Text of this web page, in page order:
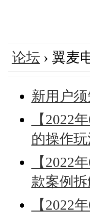
论坛 › 翼麦
新用户须
【2022
的操作玩
【2022
款案例拆
【2022